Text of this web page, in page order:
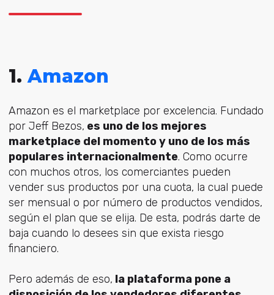
1.Amazon
Amazon es el marketplace por excelencia. Fundado
por Jeff Bezos, es uno de los mejores
marketplace del momento y uno de los más
populares internacionalmente. Como ocurre
con muchos otros, los comerciantes pueden
vender sus productos por una cuota, la cual puede
ser mensual o por número de productos vendidos,
según el plan que se elija. De esta, podrás darte de
baja cuando lo desees sin que exista riesgo
financiero.
Pero además de eso, la plataforma pone a